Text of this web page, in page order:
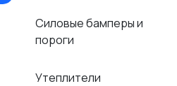
Силовые бамперы и
пороги
Утеплители